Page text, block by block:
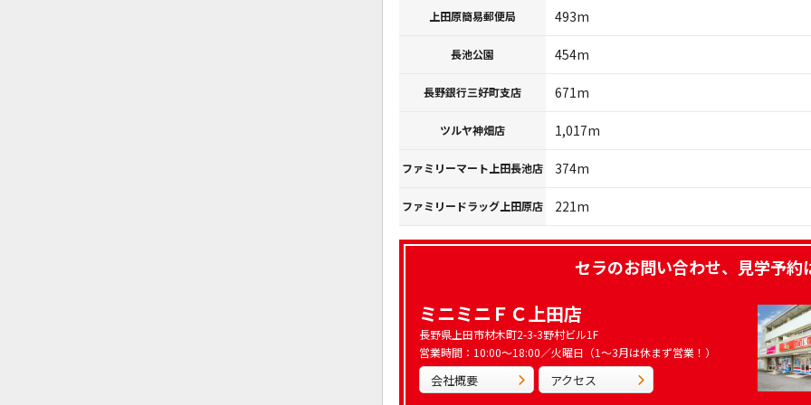
上田原簡易郵便局 493m
長池公園 454m
長野銀行三好町支店 671m
ツルヤ神畑店 1,017m
ファミリーマート上田長池店 374m
ファミリードラッグ上田原店 221m
セラのお問い合わせ、見学予約
ミニミニＦＣ上田店
長野県上田市材木町2-3-3野村ビル1F
営業時間：10:00～18:00／火曜日（1～3月は休まず営業！）
会社概要 アクセス